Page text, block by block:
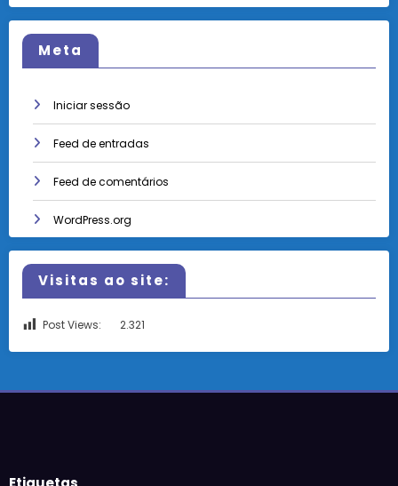
Meta
Iniciar sessão
Feed de entradas
Feed de comentários
WordPress.org
Visitas ao site:
Post Views: 2.321